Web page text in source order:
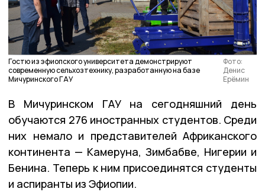
Гостю из эфиопского университета демонстрируют
современную сельхозтехнику, разработанную на базе
Мичуринского ГАУ
Фото:
Денис
Ерёмин
В Мичуринском ГАУ на сегодняшний день
обучаются 276 иностранных студентов. Среди
них немало и представителей Африканского
континента — Камеруна, Зимбабве, Нигерии и
Бенина. Теперь к ним присоединятся студенты
и аспиранты из Эфиопии.